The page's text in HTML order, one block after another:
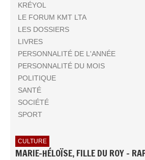
KRÉYOL
LE FORUM KMT LTA
LES DOSSIERS
LIVRES
PERSONNALITÉ DE L'ANNÉE
PERSONNALITÉ DU MOIS
POLITIQUE
SANTÉ
SOCIÉTÉ
SPORT
CULTURE
MARIE-HÉLOÏSE, FILLE DU ROY -